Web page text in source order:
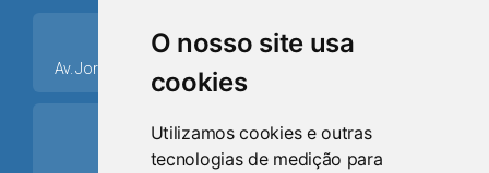
O nosso site usa
cookies
Utilizamos cookies e outras
tecnologias de medição para
place
Av. Jorge Dariva, 1211, Centro CEP: 95520.000 - Osório/RS
ring_volume
Telefone